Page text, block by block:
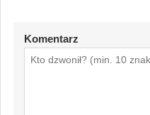
Komentarz